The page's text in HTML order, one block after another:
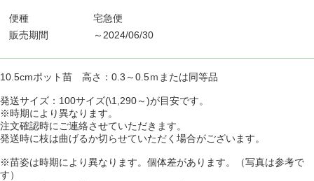
便種
宅急便
販売期間
～2024/06/30
10.5cmポット苗 高さ：0.3～0.5ｍまたは同等品
発送サイズ：100サイズ(\1,290～)が目安です。
※時期により異なります。
注文確認時にご連絡させていただきます。
発送時に枝は曲げるか切らせていただく場合がございます。
※苗姿は時期により異なります。個体差があります。（写真は参考で
す）